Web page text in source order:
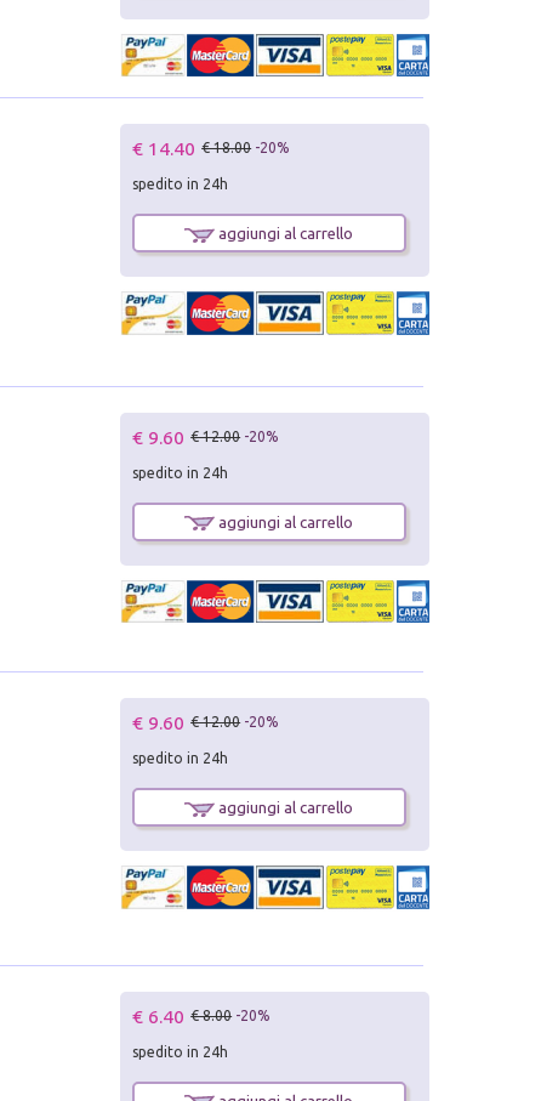
€ 14.40 € 18.00 -20%
spedito in 24h
aggiungi al carrello
€ 9.60 € 12.00 -20%
spedito in 24h
aggiungi al carrello
€ 9.60 € 12.00 -20%
spedito in 24h
aggiungi al carrello
€ 6.40 € 8.00 -20%
spedito in 24h